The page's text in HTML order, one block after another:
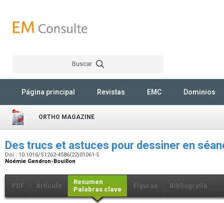
Buscar
Página principal Revistas EMC Dominios
ORTHO MAGAZINE
Des trucs et astuces pour dessiner en
Doi : 10.1016/S1262-4586(22)01061-5
Noémie Gendron-Bouillon
PDF Artículo
Resumen
Palabras clave
Figuras Bibliografía